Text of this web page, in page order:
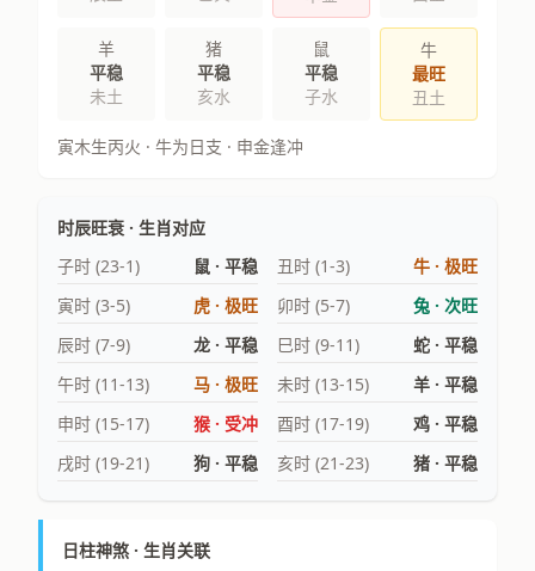
羊
平稳
未土
猪
平稳
亥水
鼠
平稳
子水
牛
最旺
丑土
寅木生丙火 · 牛为日支 · 申金逢冲
时辰旺衰 · 生肖对应
子时 (23-1)
鼠 · 平稳 丑时 (1-3)
牛 · 极旺
寅时 (3-5)
虎 · 极旺 卯时 (5-7)
兔 · 次旺
辰时 (7-9)
龙 · 平稳 巳时 (9-11)
蛇 · 平稳
午时 (11-13)
马 · 极旺 未时 (13-15)
羊 · 平稳
申时 (15-17)
猴 · 受冲 酉时 (17-19)
鸡 · 平稳
戌时 (19-21)
狗 · 平稳 亥时 (21-23) 猪 · 平稳
日柱神煞 · 生肖关联